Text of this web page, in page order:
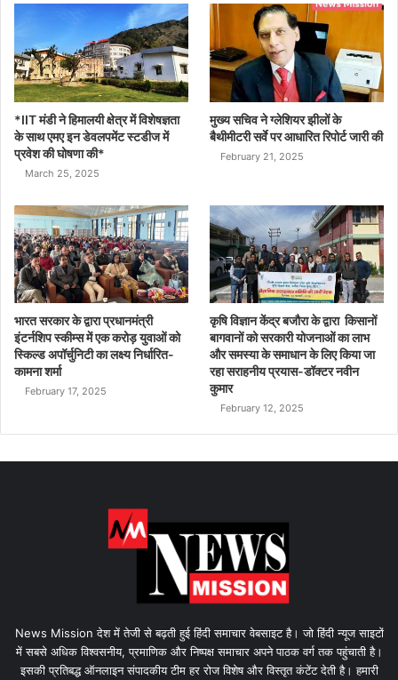
*IIT मंडी ने हिमालयी क्षेत्र में विशेषज्ञता
के साथ एमए इन डेवलपमेंट स्टडीज में
प्रवेश की घोषणा की*
March 25, 2025
मुख्य सचिव ने ग्लेशियर झीलों के
बैथीमीटरी सर्वे पर आधारित रिपोर्ट जारी की
February 21, 2025
भारत सरकार के द्वारा प्रधानमंत्री
इंटर्नशिप स्कीम्स में एक करोड़ युवाओं को
स्किल्ड अपॉर्चुनिटी का लक्ष्य निर्धारित-
कामना शर्मा
February 17, 2025
कृषि विज्ञान केंद्र बजौरा के द्वारा किसानों
बागवानों को सरकारी योजनाओं का लाभ
और समस्या के समाधान के लिए किया जा
रहा सराहनीय प्रयास-डॉक्टर नवीन
कुमार
February 12, 2025
News Mission देश में तेजी से बढ़ती हुई हिंदी समाचार वेबसाइट है। जो हिंदी न्यूज साइटों
में सबसे अधिक विश्वसनीय, प्रमाणिक और निष्पक्ष समाचार अपने पाठक वर्ग तक पहुंचाती है।
इसकी प्रतिबद्ध ऑनलाइन संपादकीय टीम हर रोज विशेष और विस्तृत कंटेंट देती है। हमारी